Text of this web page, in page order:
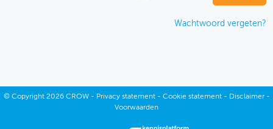
Wachtwoord vergeten?
© Copyright2026 CROW - Privacy statement- Cookie statement- Disclaimer-
Voorwaarden